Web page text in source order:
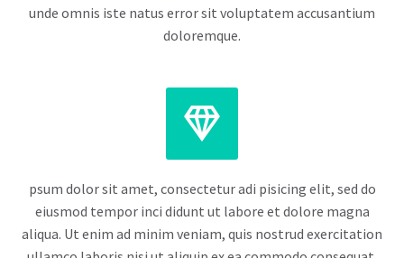
unde omnis iste natus error sit voluptatem accusantium
doloremque.


psum dolor sit amet, consectetur adi pisicing elit, sed do
eiusmod tempor inci didunt ut labore et dolore magna
aliqua. Ut enim ad minim veniam, quis nostrud exercitation